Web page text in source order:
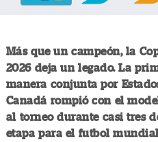
Más que un campeón, la
2026 deja un legado. La
manera conjunta por
Canadá rompió con el
al torneo durante casi tres
etapa para el futbol